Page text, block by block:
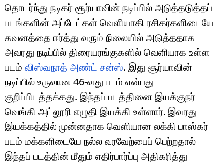
தொடர்ந்து நடிகர் சூர்யாவின் நடிப்பில் அடுத்தடுத்தப்
படங்களின் அப்டேட்கள் வெளியாகி ரசிகர்களிடையே
கவனத்தை ஈர்த்து வரும் நிலையில் அடுத்ததாக
அவரது நடிப்பில் திரையரங்குகளில் வெளியாக உள்ள
படம் விஸ்வநாத் அண்ட் சன்ஸ். இது சூர்யாவின்
நடிப்பில் உருவான 46-வது படம் என்பது
குறிப்பிடத்தக்கது. இந்தப் படத்தினை இயக்குநர்
வெங்கி அட்லூரி எழுதி இயக்கி உள்ளார். இவரது
இயக்கத்தில் முன்னதாக வெளியான லக்கி பாஸ்கர்
படம் மக்களிடையே நல்ல வரவேற்பைப் பெற்றதால்
இந்தப் படத்தின் மீதும் எதிர்பார்ப்பு அதிகரித்து